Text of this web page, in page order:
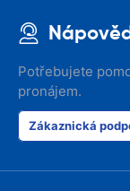
Potřebujete
pronájem.
Zákaznická